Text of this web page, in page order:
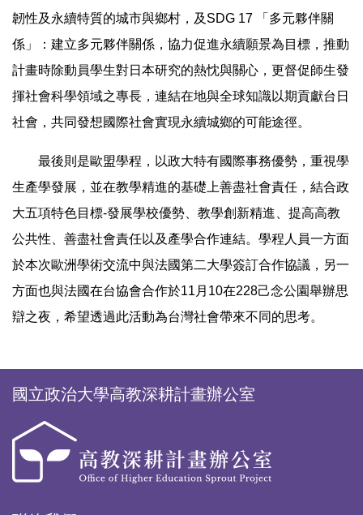
韌性及永續特質的城市與鄉村，及SDG 17 「多元夥伴關
係」：建立多元夥伴關係，協力促進永續願景為目標，推動
計畫時除動員學生對日本研究的熱忱與關心，更督促師生發
揮社會科學領域之專長，連結在地與全球知識以期貢獻台日
社會，共同發想國際社會實現永續城鄉的可能途徑。
最後則是歐盟學程，以政大特有國際事務優勢，重視學
生產學發展，並在教學精進的基礎上善盡社會責任，結合政
大五項特色目標-發展學校優勢、教學創新精進、提高高教
公共性、善盡社會責任以及產學合作連結。學程人員一方面
於本次歐洲學術交流中與法國第二大學簽訂合作協議，另一
方面也與法國在台協會合作於11月10在228己念公園舉辦思
辯之夜，希望透過此活動為台灣社會帶來不同的思考。
國立政治大學高教深耕計畫辦公室